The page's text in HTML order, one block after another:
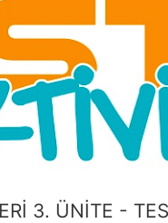
3. ÜNITE -